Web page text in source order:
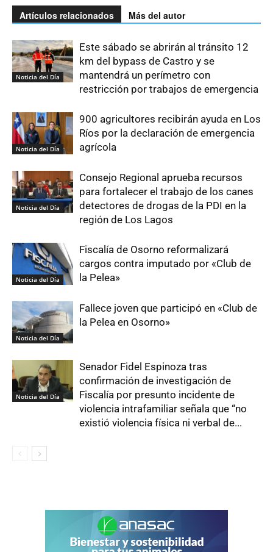
Artículos relacionados Más del autor
Noticia del Día
Este sábado se abrirán al tránsito 12
km del bypass de Castro y se
mantendrá un perímetro con
restricción por trabajos de emergencia
Noticia del Día
900 agricultores recibirán ayuda en Los
Ríos por la declaración de emergencia
agrícola
Noticia del Día
Consejo Regional aprueba recursos
para fortalecer el trabajo de los canes
detectores de drogas de la PDI en la
región de Los Lagos
Noticia del Día
Fiscalía de Osorno reformalizará
cargos contra imputado por «Club de
la Pelea»
Noticia del Día
Fallece joven que participó en «Club de
la Pelea en Osorno»
Noticia del Día
Senador Fidel Espinoza tras
confirmación de investigación de
Fiscalía por presunto incidente de
violencia intrafamiliar señala que “no
existió violencia física ni verbal de...